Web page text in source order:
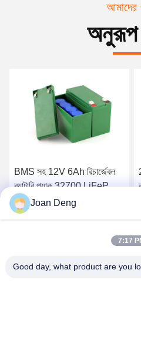
আমাদের
অনুরূপ
BMS সহ 12V 6Ah রিচার্জেবল
ব্যাটারি প্যাক 32700 LiFePO4
সেল Joan Deng
7:17
Good day, what product are you